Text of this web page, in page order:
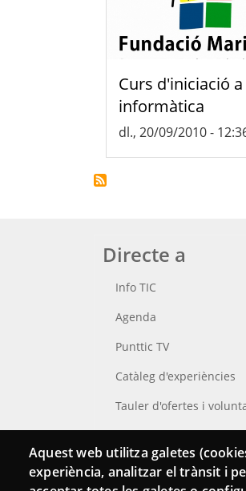
Curs d'iniciació a
informàtica
dl., 20/09/2010 -
Directe a
Info TIC
Agenda
Punttic TV
Catàleg d'experiències
Tauler d'ofertes i
Cerca el teu Punt TIC
Aquest web utilitza galetes
experiència, analitzar el trànsit i